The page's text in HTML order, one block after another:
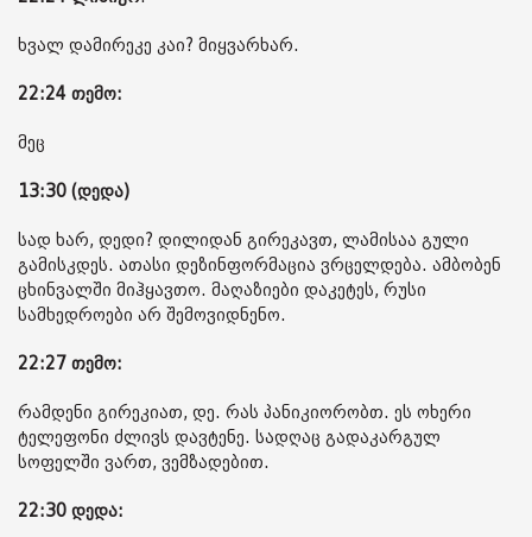
ხვალ დამირეკე კაი? მიყვარხარ.
22:24 თემო:
მეც
13:30 (დედა)
სად ხარ, დედი? დილიდან გირეკავთ, ლამისაა გული
გამისკდეს. ათასი დეზინფორმაცია ვრცელდება. ამბობენ
ცხინვალში მიჰყავთო. მაღაზიები დაკეტეს, რუსი
სამხედროები არ შემოვიდნენო.
22:27 თემო:
რამდენი გირეკიათ, დე. რას პანიკიორობთ. ეს ოხერი
ტელეფონი ძლივს დავტენე. სადღაც გადაკარგულ
სოფელში ვართ, ვემზადებით.
22:30 დედა: